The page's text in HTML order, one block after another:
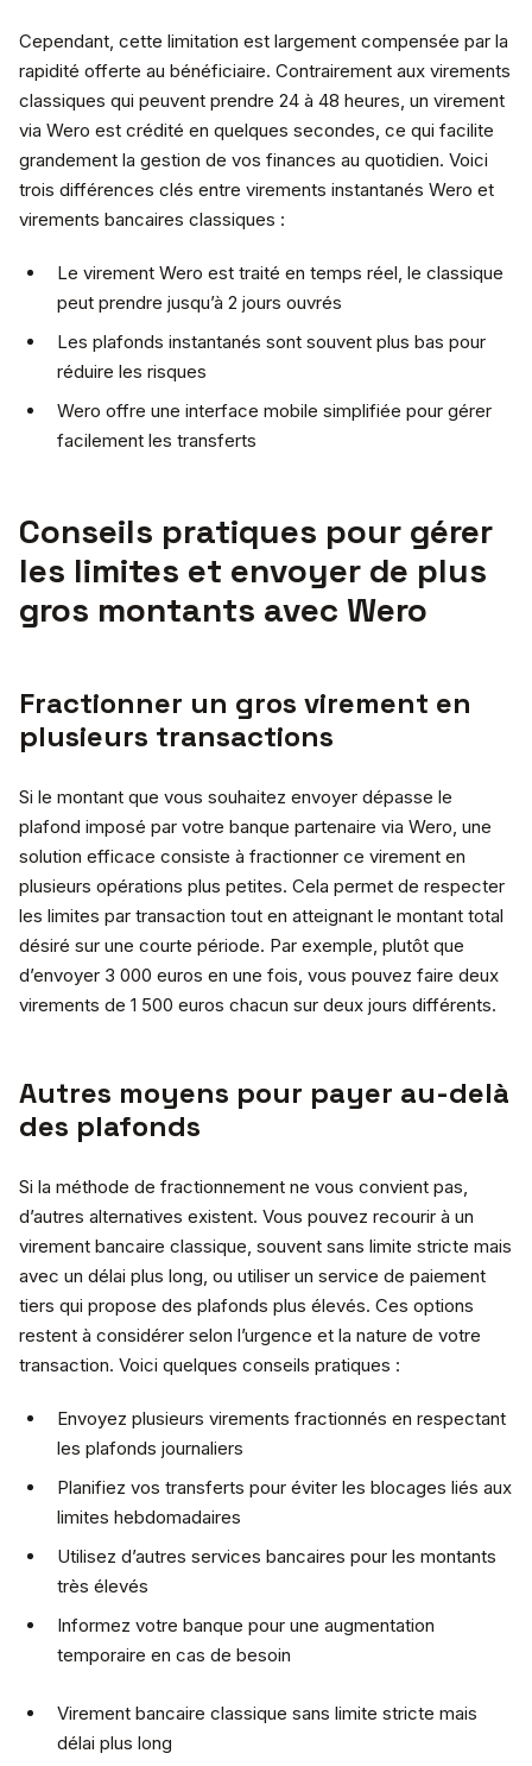
Cependant, cette limitation est largement compensée par la
rapidité offerte au bénéficiaire. Contrairement aux virements
classiques qui peuvent prendre 24 à 48 heures, un virement
via Wero est crédité en quelques secondes, ce qui facilite
grandement la gestion de vos finances au quotidien. Voici
trois différences clés entre virements instantanés Wero et
virements bancaires classiques :
Le virement Wero est traité en temps réel, le classique
peut prendre jusqu’à 2 jours ouvrés
Les plafonds instantanés sont souvent plus bas pour
réduire les risques
Wero offre une interface mobile simplifiée pour gérer
facilement les transferts
Conseils pratiques pour gérer
les limites et envoyer de plus
gros montants avec Wero
Fractionner un gros virement en
plusieurs transactions
Si le montant que vous souhaitez envoyer dépasse le
plafond imposé par votre banque partenaire via Wero, une
solution efficace consiste à fractionner ce virement en
plusieurs opérations plus petites. Cela permet de respecter
les limites par transaction tout en atteignant le montant total
désiré sur une courte période. Par exemple, plutôt que
d’envoyer 3 000 euros en une fois, vous pouvez faire deux
virements de 1 500 euros chacun sur deux jours différents.
Autres moyens pour payer au-delà
des plafonds
Si la méthode de fractionnement ne vous convient pas,
d’autres alternatives existent. Vous pouvez recourir à un
virement bancaire classique, souvent sans limite stricte mais
avec un délai plus long, ou utiliser un service de paiement
tiers qui propose des plafonds plus élevés. Ces options
restent à considérer selon l’urgence et la nature de votre
transaction. Voici quelques conseils pratiques :
Envoyez plusieurs virements fractionnés en respectant
les plafonds journaliers
Planifiez vos transferts pour éviter les blocages liés aux
limites hebdomadaires
Utilisez d’autres services bancaires pour les montants
très élevés
Informez votre banque pour une augmentation
temporaire en cas de besoin
Virement bancaire classique sans limite stricte mais
délai plus long